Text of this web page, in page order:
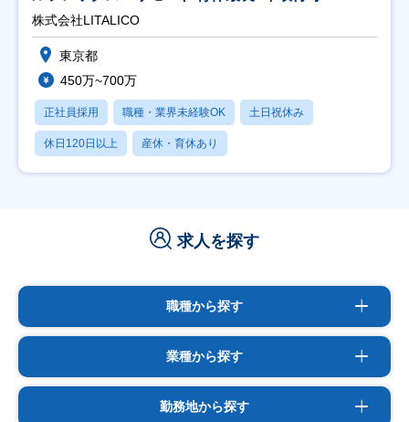
株式会社LITALICO
東京都
450万~700万
正社員採用 職種・業界未経験OK 土日祝休み
休日120日以上 産休・育休あり
求人を探す
職種から探す
業種から探す
勤務地から探す